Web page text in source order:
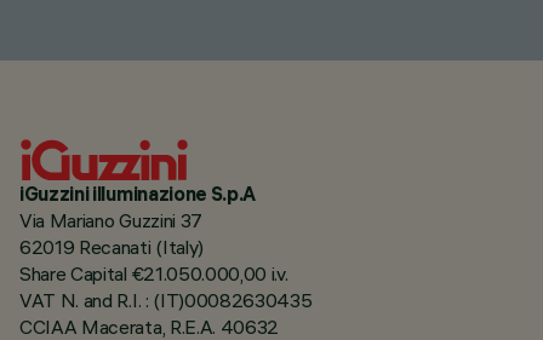
iGuzzini illuminazione S.p.A
Via Mariano Guzzini 37
62019 Recanati (Italy)
Share Capital €21.050.000,00 i.v.
VAT N. and R.I. : (IT)00082630435
CCIAA Macerata, R.E.A. 40632